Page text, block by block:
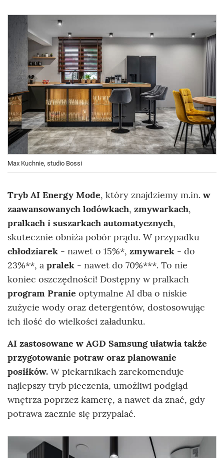
Max Kuchnie, studio Bossi
Tryb AI Energy Mode, który znajdziemy m.in. w
zaawansowanych lodówkach, zmywarkach,
pralkach i suszarkach automatycznych,
skutecznie obniża pobór prądu. W przypadku
chłodziarek - nawet o 15%*, zmywarek - do
23%**, a pralek - nawet do 70%***. To nie
koniec oszczędności! Dostępny w pralkach
program Pranie optymalne AI dba o niskie
zużycie wody oraz detergentów, dostosowując
ich ilość do wielkości załadunku.
AI zastosowane w AGD Samsung ułatwia także
przygotowanie potraw oraz planowanie
posiłków. W piekarnikach zarekomenduje
najlepszy tryb pieczenia, umożliwi podgląd
wnętrza poprzez kamerę, a nawet da znać, gdy
potrawa zacznie się przypalać.